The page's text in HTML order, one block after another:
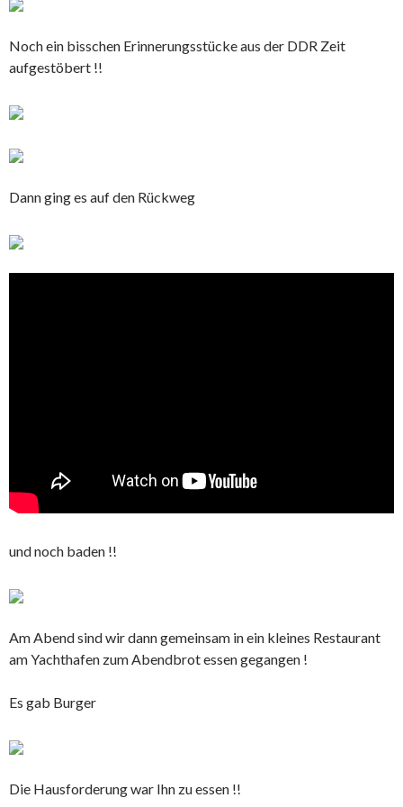
Noch ein bisschen Erinnerungsstücke aus der DDR Zeit
aufgestöbert !!
Dann ging es auf den Rückweg
und noch baden !!
Am Abend sind wir dann gemeinsam in ein kleines Restaurant
am Yachthafen zum Abendbrot essen gegangen !
Es gab Burger
Die Hausforderung war Ihn zu essen !!